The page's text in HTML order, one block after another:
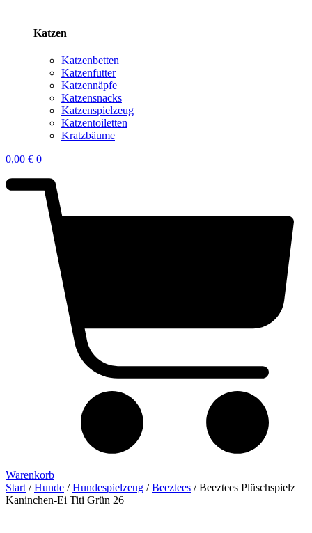
Katzen
Katzenbetten
Katzenfutter
Katzennäpfe
Katzensnacks
Katzenspielzeug
Katzentoiletten
Kratzbäume
0,00 € 0
Warenkorb
Start /Hunde /Hundespielzeug /Beeztees / Beeztees Plüschspielz
Kaninchen-Ei Titi Grün 26